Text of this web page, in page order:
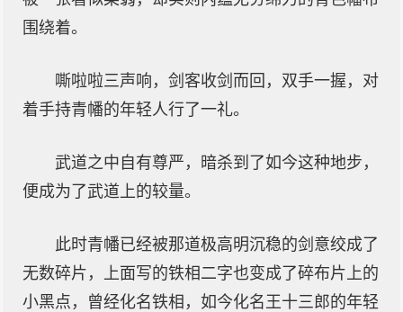
围绕着。
嘶啦啦三声响，剑客收剑而回，双手一握，对
着手持青幡的年轻人行了一礼。
武道之中自有尊严，暗杀到了如今这种地步，
便成为了武道上的较量。
此时青幡已经被那道极高明沉稳的剑意绞成了
无数碎片，上面写的铁相二字也变成了碎布片上的
小黑点，曾经化名铁相，如今化名王十三郎的年轻